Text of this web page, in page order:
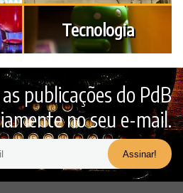
Tecnologia
publicações do PdB
no seu e-mail.